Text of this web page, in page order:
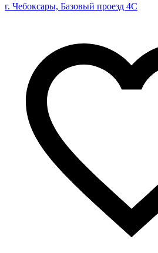
г. Чебоксары, Базовый проезд 4С